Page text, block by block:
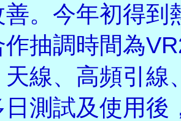
。今年初得到
抽調時間為
線、高頻引線
日測試及使用